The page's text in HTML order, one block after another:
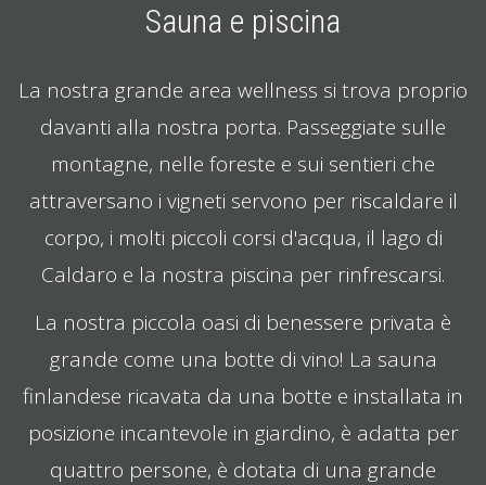
Sauna e piscina
La nostra grande area wellness si trova proprio
davanti alla nostra porta. Passeggiate sulle
montagne, nelle foreste e sui sentieri che
attraversano i vigneti servono per riscaldare il
corpo, i molti piccoli corsi d'acqua, il lago di
Caldaro e la nostra piscina per rinfrescarsi.
La nostra piccola oasi di benessere privata è
grande come una botte di vino! La sauna
finlandese ricavata da una botte e installata in
posizione incantevole in giardino, è adatta per
quattro persone, è dotata di una grande